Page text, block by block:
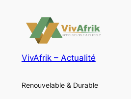
VivAfrik – Actualité
Renouvelable & Durable